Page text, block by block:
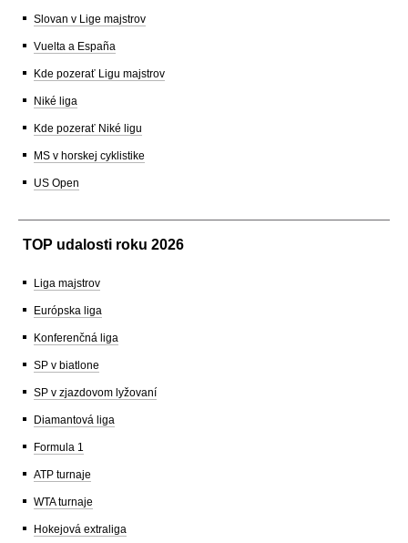
Slovan v Lige majstrov
Vuelta a España
Kde pozerať Ligu majstrov
Niké liga
Kde pozerať Niké ligu
MS v horskej cyklistike
US Open
TOP udalosti roku 2026
Liga majstrov
Európska liga
Konferenčná liga
SP v biatlone
SP v zjazdovom lyžovaní
Diamantová liga
Formula 1
ATP turnaje
WTA turnaje
Hokejová extraliga